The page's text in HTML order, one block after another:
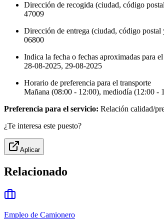
Dirección de recogida (ciudad, código
47009
Dirección de entrega (ciudad, código postal
06800
Indica la fecha o fechas aproximadas para
28-08-2025, 29-08-2025
Horario de preferencia para el transporte
Mañana (08:00 - 12:00), mediodía (12:00 -
Preferencia para el servicio: Relación calidad/
¿Te interesa este puesto?
Aplicar
Relacionado
Empleo de Camionero